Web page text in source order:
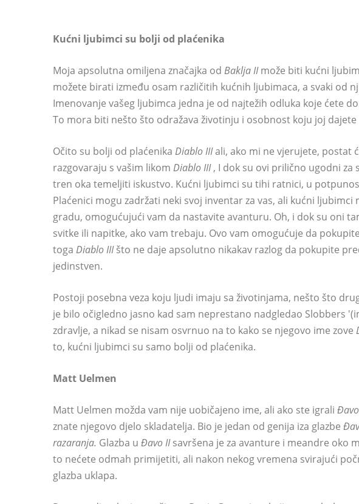
Kućni ljubimci su bolji od plaćenika
Moja apsolutna omiljena značajka od Baklja IImože biti kućni
možete birati između osam različitih kućnih ljubimaca, a svaki od
Imenovanje vašeg ljubimca jedna je od najtežih odluka koje ćete
To mora biti nešto što odražava životinju i osobnost koju joj dajete
Očito su bolji od plaćenika Diablo IIIali, ako mi ne vjerujete, postat
razgovaraju s vašim likom Diablo III, I dok su ovi prilično ugodni za
tren oka temeljiti iskustvo. Kućni ljubimci su tihi ratnici, u
Plaćenici mogu zadržati neki svoj inventar za vas, ali kućni
gradu, omogućujući vam da nastavite avanturu. Oh, i dok su oni
svitke ili napitke, ako vam trebaju. Ovo vam omogućuje da
toga Diablo IIIšto ne daje apsolutno nikakav razlog da pokupite
jedinstven.
Postoji posebna veza koju ljudi imaju sa životinjama, nešto što
je bilo očigledno jasno kad sam neprestano nadgledao Slobbers
zdravlje, a nikad se nisam osvrnuo na to kako se njegovo ime zove
to, kućni ljubimci su samo bolji od plaćenika.
Matt Uelmen
Matt Uelmen možda vam nije uobičajeno ime, ali ako ste igrali
znate njegovo djelo skladatelja. Bio je jedan od genija iza glazbe
razaranja. Glazba u Đavo IIsavršena je za avanture i meandre oko
to nećete odmah primijetiti, ali nakon nekog vremena svirajući
glazba uklapa.